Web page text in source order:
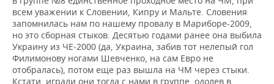
всем уважении к Словении, Кипру и Мальте. Словения
запомнилась нам по нашему провалу в Мариборе-2009,
но это сборная стыков. Десятью годами ранее она выбила
Украину из ЧЕ-2000 (да, Украина, забив тот нелепый гол
Филимонову ногами Шевченко, на сам Евро не
отобралась), потом еще раз вышла на ЧМ через стыки.
Кстати, играли они тогда с нами в группе, одолев в